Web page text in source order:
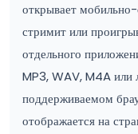
открывает
стримит или
отдельного
MP3, WAV, M4A
поддерживаемом
отображается на